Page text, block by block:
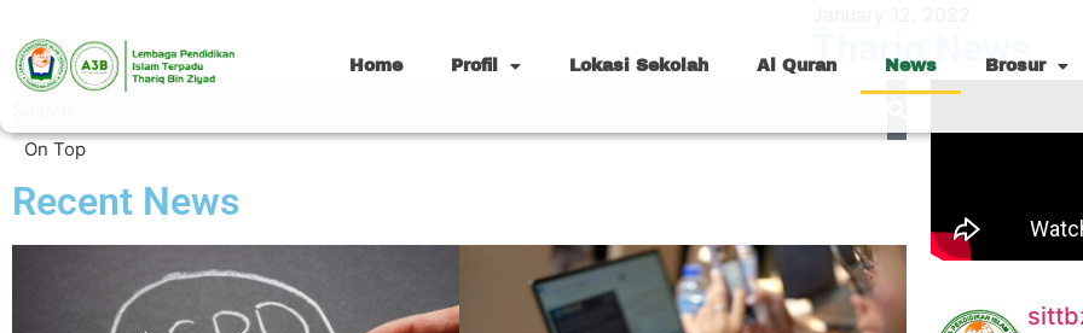
Home Profil Lokasi Sekolah Al Quran News Brosur
Thariq News
On Top
Recent News